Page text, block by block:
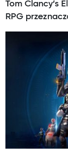
Tom Clancy’s
RPG